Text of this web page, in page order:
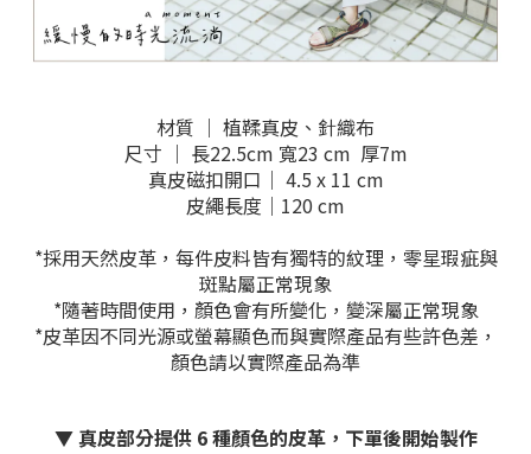
材質 ｜ 植鞣真皮、針織布
尺寸 ｜ 長22.5cm 寬23 cm 厚7m
真皮磁扣開口｜ 4.5 x 11 cm
皮繩長度｜120 cm
*採用天然皮革，每件皮料皆有獨特的紋理，零星瑕疵與
斑點屬正常現象
*隨著時間使用，顏色會有所變化，變深屬正常現象
*皮革因不同光源或螢幕顯色而與實際產品有些許色差，
顏色請以實際產品為準
▼ 真皮部分提供 6 種顏色的皮革，下單後開始製作